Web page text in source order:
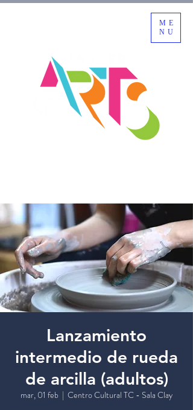
ME
NU
Lanzamiento
intermedio de rueda
de arcilla (adultos)
mar, 01 feb
  |
Centro Cultural TC - Sala Clay